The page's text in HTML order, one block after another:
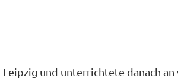
und unterrichtete danach